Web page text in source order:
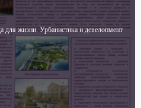
для жизни. Урбанистика и девелопмент